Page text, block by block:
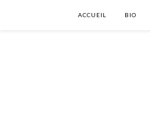
ACCUEIL BIO